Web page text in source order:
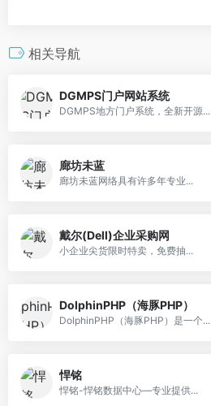
相关导航
DGMPS门户网站系统
DGMPS地方门户系统，全新开源...
廊坊未蓝
廊坊未蓝网络具有许多年专业...
戴尔(Dell)企业采购网
小企业尖货限时特卖，免费抽...
DolphinPHP（海豚PHP）
DolphinPHP（海豚PHP）是一个...
悍铭
悍铭-悍铭数据中心—专业提供...